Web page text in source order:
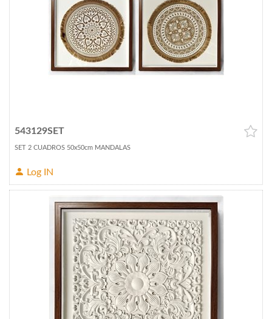
543129SET
SET 2 CUADROS 50x50cm MANDALAS
Log IN